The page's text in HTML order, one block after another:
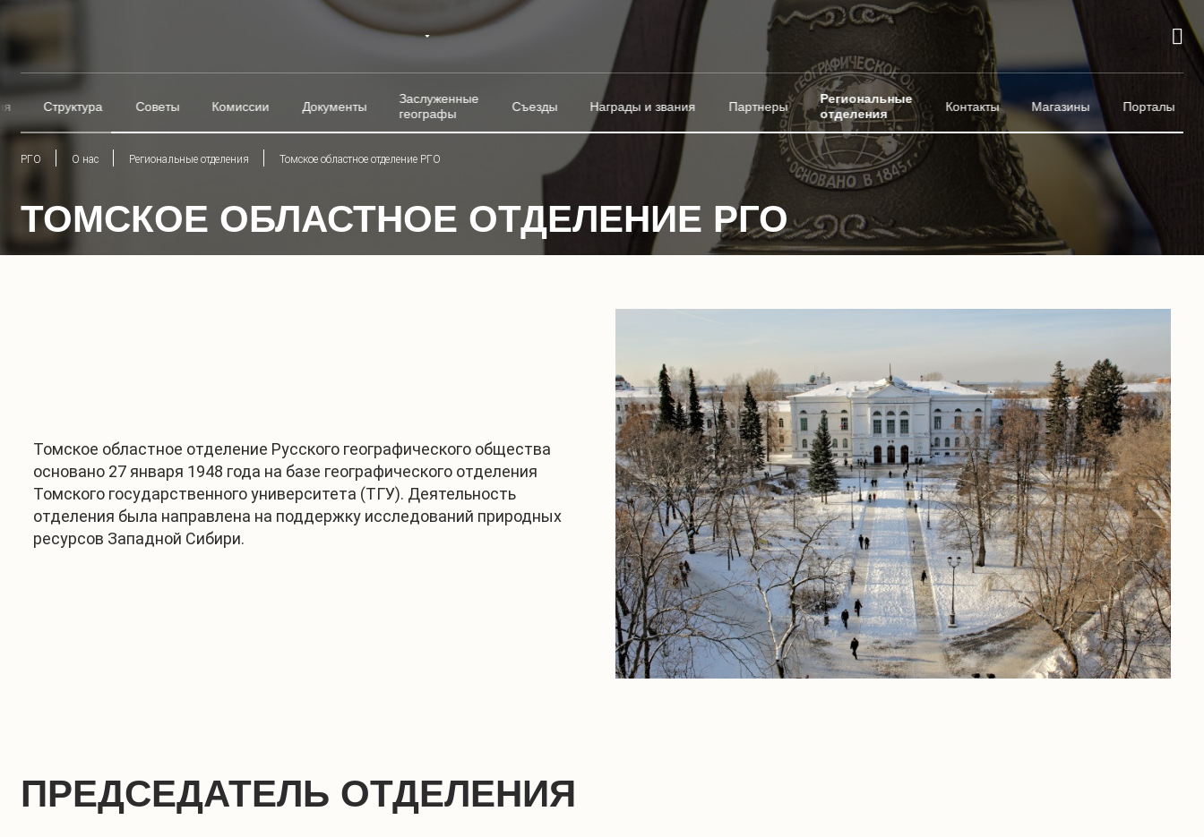
Структура Советы Комиссии Документы
Заслуженные
географы
Съезды Награды и звания Партнеры
Региональные
отделения
Контакты Магазины Порталы
РГО О нас Региональные отделения Томское областное отделение РГО
ТОМСКОЕ ОБЛАСТНОЕ ОТДЕЛЕНИЕ РГО
Томское областное отделение Русского географического общества
основано 27 января 1948 года на базе географического отделения
Томского государственного университета (ТГУ). Деятельность
отделения была направлена на поддержку исследований природных
ресурсов Западной Сибири.
ПРЕДСЕДАТЕЛЬ ОТДЕЛЕНИЯ